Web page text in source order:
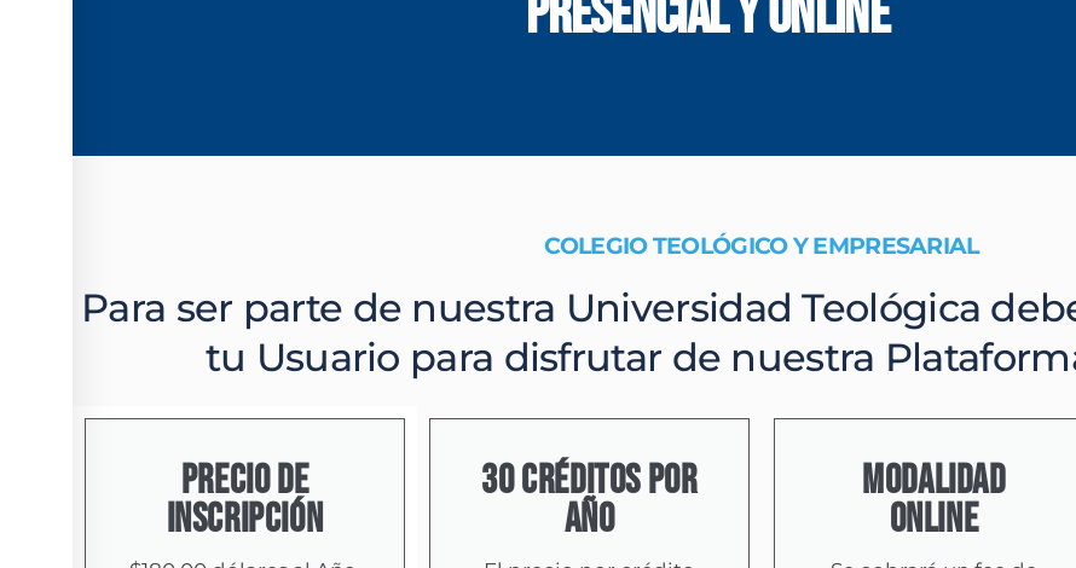
Presencial y Online
COLEGIO TEOLÓGICO Y EMPRESARIAL
Para ser parte de nuestra Universidad Teológica
tu Usuario para disfrutar de nuestra
PRECIO DE
INSCRIPCIÓN
30 CRÉDITOS POR
AÑ0
modalidad
online